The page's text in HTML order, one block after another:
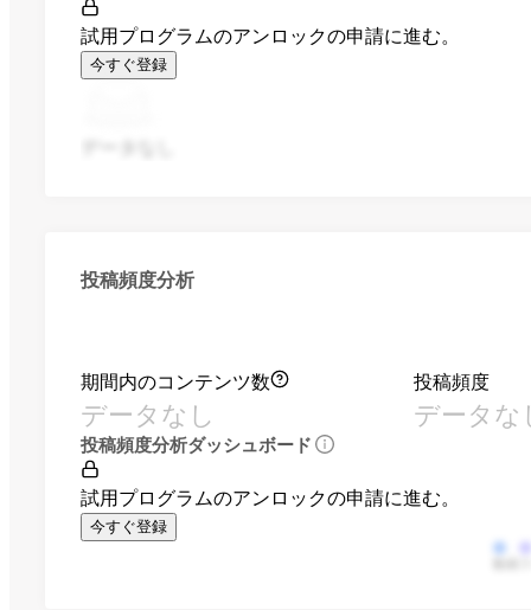
試用プログラムのアンロックの申請に進む。
今すぐ登録
投稿頻度分析
期間内のコンテンツ数
データなし
投稿頻度
データな
投稿頻度分析ダッシュボード
試用プログラムのアンロックの申請に進む。
今すぐ登録